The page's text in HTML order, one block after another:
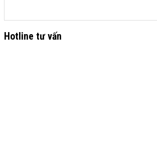
Hotline tư vấn